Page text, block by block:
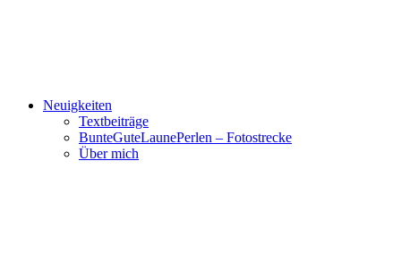
Neuigkeiten
Textbeiträge
BunteGuteLaunePerlen – Fotostrecke
Über mich